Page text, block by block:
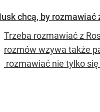
chcą, by
Trzeba rozmawiać z
rozmów wzywa także
rozmawiać nie tylko się